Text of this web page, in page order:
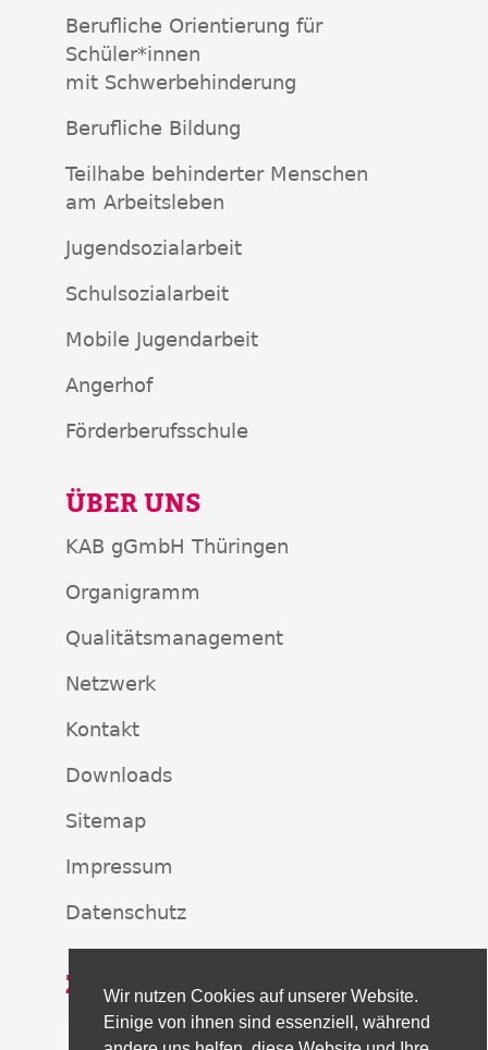
Wir nutzen Cookies auf unserer Website.
Einige von ihnen sind essenziell, während
Berufliche Orientierung für
Schüler*innen
mit Schwerbehinderung
Berufliche Bildung
Teilhabe behinderter Menschen
am Arbeitsleben
Jugendsozialarbeit
Schulsozialarbeit
Mobile Jugendarbeit
Angerhof
Förderberufsschule
ÜBER UNS
KAB gGmbH Thüringen
Organigramm
Qualitätsmanagement
Netzwerk
Kontakt
Downloads
Sitemap
Impressum
Datenschutz
ZERTIFIKAT